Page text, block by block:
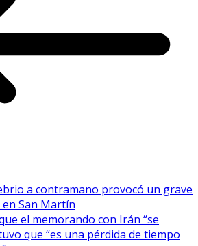
a contramano provocó un grave
San Martín
el memorando con Irán “se
que “es una pérdida de tiempo